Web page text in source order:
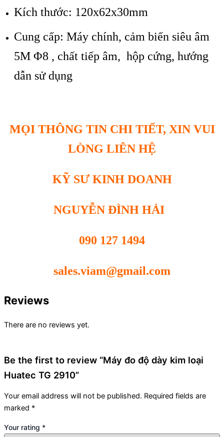
Kích thước: 120x62x30mm
Cung cấp: Máy chính, cảm biến siêu âm
5M Φ8 , chất tiếp âm, hộp cứng, hướng
dẫn sử dụng
MỌI THÔNG TIN CHI TIẾT, XIN VUI
LÒNG LIÊN HỆ
KỸ SƯ KINH DOANH
NGUYỄN ĐÌNH HẢI
090 127 1494
sales.viam@gmail.com
Reviews
There are no reviews yet.
Be the first to review “Máy đo độ dày kim loại
Huatec TG 2910”
Your email address will not be published. Required fields are
marked *
Your rating *